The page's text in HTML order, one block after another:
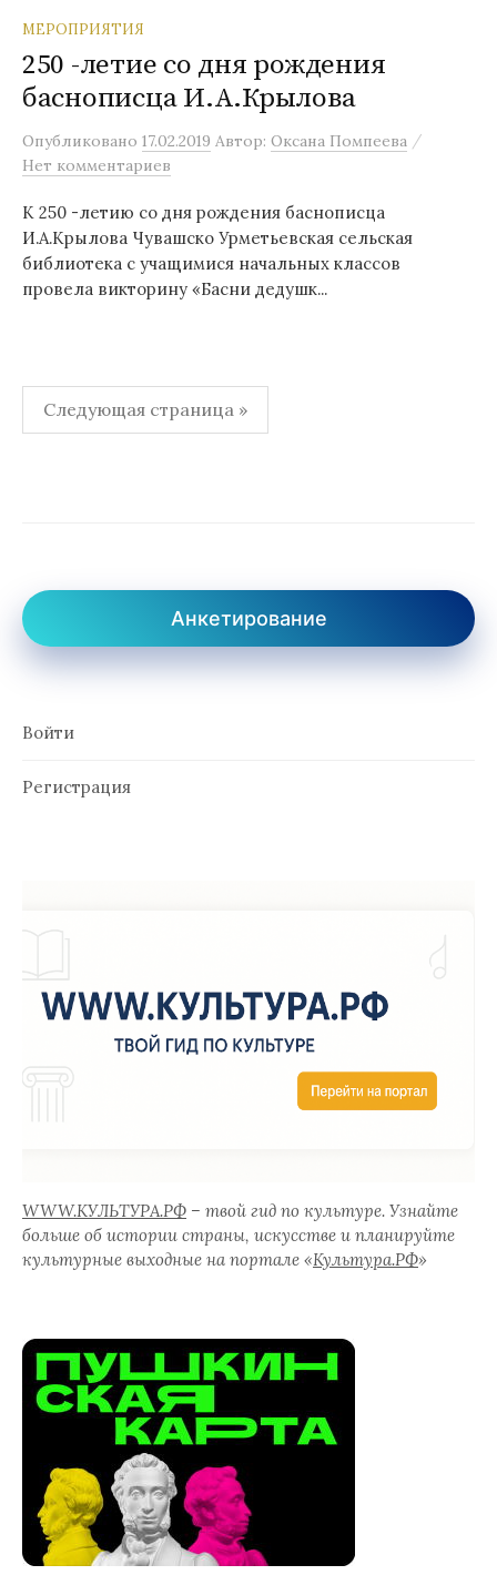
МЕРОПРИЯТИЯ
250 -летие со дня рождения
баснописца И.А.Крылова
Опубликовано 17.02.2019 Автор: Оксана Помпеева /
Нет комментариев
К 250 -летию со дня рождения баснописца
И.А.Крылова Чувашско Урметьевская сельская
библиотека с учащимися начальных классов
провела викторину «Басни дедушк...
Пагинация
записей
Следующая страница »
Анкетирование
Войти
Регистрация
WWW.КУЛЬТУРА.РФ – твой гид по культуре. Узнайте
больше об истории страны, искусстве и планируйте
культурные выходные на портале «Культура.РФ»